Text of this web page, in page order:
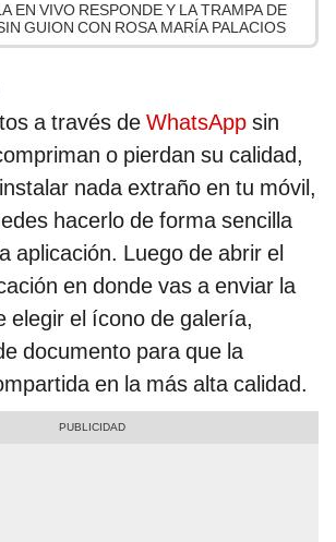
EN VIVO RESPONDE Y LA TRAMPA DE
GUION CON ROSA MARÍA PALACIOS
a través de WhatsApp sin
o pierdan su calidad,
nada extraño en tu móvil,
hacerlo de forma sencilla
aplicación. Luego de abrir el
en donde vas a enviar la
elegir el ícono de galería,
documento para que la
en la más alta calidad.